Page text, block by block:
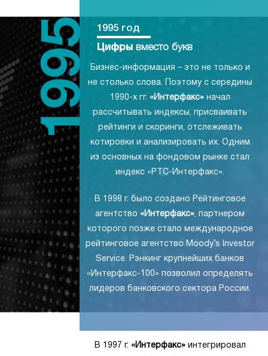
1995 год
Цифры вместо букв
Бизнес-информация – это не только и
не столько слова. Поэтому с середины
1990-х гг. «Интерфакс»начал
рассчитывать индексы, присваивать
рейтинги и скоринги, отслеживать
котировки и анализировать их. Одним
из основных на фондовом рынке стал
индекс «РТС-Интерфакс».
В 1998 г. было создано Рейтинговое
агентство «Интерфакс», партнером
которого позже стало международное
рейтинговое агентство Moody’s Investor
Service. Рэнкинг крупнейших банков
«Интерфакс-100» позволил определять
лидеров банковского сектора России.
В 1997 г. «Интерфакс»интегрировал